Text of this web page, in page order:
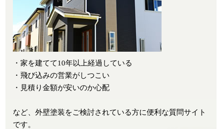
・家を建てて10年以上経過している
・飛び込みの営業がしつこい
・見積り金額が安いのか心配
など、外壁塗装をご検討されている方に便利な質問サイト
です。